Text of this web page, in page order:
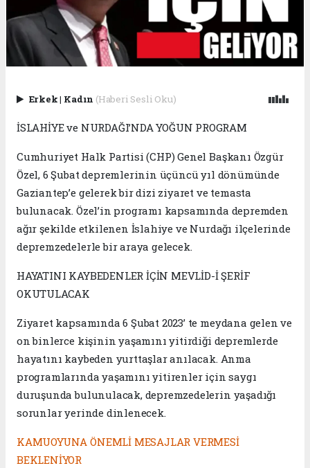
Erkek| Kadın (Haberi Sesli Oku)
İSLAHİYE ve NURDAĞI’NDA YOĞUN PROGRAM
Cumhuriyet Halk Partisi (CHP) Genel Başkanı Özgür
Özel, 6 Şubat depremlerinin üçüncü yıl dönümünde
Gaziantep’e gelerek bir dizi ziyaret ve temasta
bulunacak. Özel’in programı kapsamında depremden
ağır şekilde etkilenen İslahiye ve Nurdağı ilçelerinde
depremzedelerle bir araya gelecek.
HAYATINI KAYBEDENLER İÇİN MEVLİD-İ ŞERİF
OKUTULACAK
Ziyaret kapsamında 6 Şubat 2023’ te meydana gelen ve
on binlerce kişinin yaşamını yitirdiği depremlerde
hayatını kaybeden yurttaşlar anılacak. Anma
programlarında yaşamını yitirenler için saygı
duruşunda bulunulacak, depremzedelerin yaşadığı
sorunlar yerinde dinlenecek.
KAMUOYUNA ÖNEMLİ MESAJLAR VERMESİ
BEKLENİYOR